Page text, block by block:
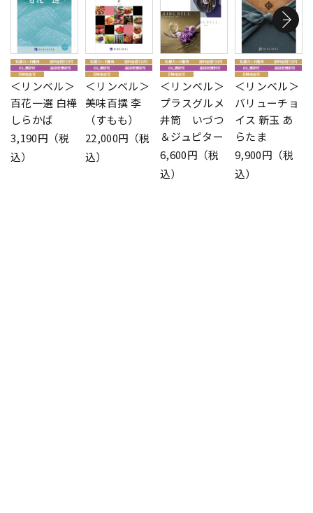
＜リンベル＞
百花一選 白樺
しらかば
3,190円（税
込）
＜リンベル＞
美味百撰 李
（すもも）
22,000円（税
込）
＜リンベル＞
プラスグルメ
井筒 いづつ
＆ジュピター
6,600円（税
込）
＜リンベル＞
バリューチョ
イス 新玉 あ
らたま
9,900円（税
込）